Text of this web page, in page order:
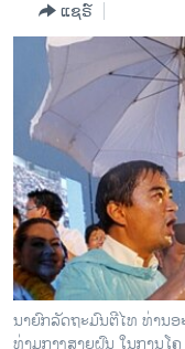
ໂລກ
ເອເຊຍ
ອິດສະຫຼະພາບດ້ານການ
ຊີວິດຊາວລາວ
ຊຸມຊົນຊາວລາວ
ວິທະຍາສາດ-ເທັກໂນໂລ
ທຸລະກິດ
ພາສາອັງກິດ
ວີດີໂອ
ແຊຣ໌
ນາຍົກລັດຖະມົນຕີໄທ ທ່ານ
ທ່າມກາງສາຍຝົນ ໃນການໂ